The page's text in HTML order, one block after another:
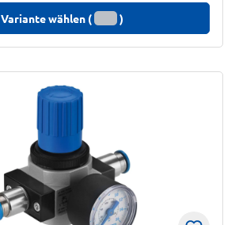
Variante wählen ( )